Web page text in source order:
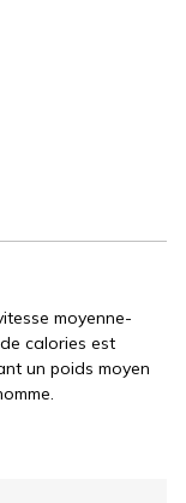
moyenne-
calories est
un poids moyen